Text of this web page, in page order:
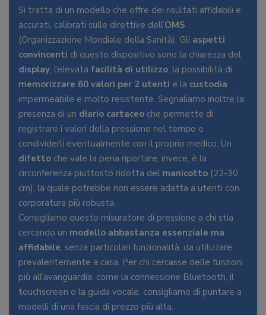
Si tratta di un modello che offre dei risultati affidabili e
accurati, calibrati sulle direttive dell’OMS
(Organizzazione Mondiale della Sanità). Gli aspetti
convincenti di questo dispositivo sono la chiarezza del
display, l’elevata facilità di utilizzo, la possibilità di
memorizzare 60 valori per 2 utenti e la custodia
impermeabile e molto resistente. Segnaliamo inoltre la
presenza di un diario cartaceo che permette di
registrare i valori della pressione nel tempo e
condividerli eventualmente con il proprio medico. Un
difetto che vale la pena riportare, invece, è la
circonferenza piuttosto ridotta del manicotto (22-30
cm), la quale potrebbe non essere adatta a utenti con
corporatura più robusta.
Consigliamo questo misuratore di pressione a chi stia
cercando un modello abbastanza essenziale ma
affidabile, senza particolari funzionalità, da utilizzare
prevalentemente a casa. Per chi cercasse delle funzioni
più all’avanguardia, come la connessione Bluetooth, il
touchscreen o la guida vocale, consigliamo di puntare a
modelli di una fascia di prezzo più alta.